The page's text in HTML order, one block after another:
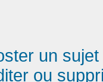
un
ou